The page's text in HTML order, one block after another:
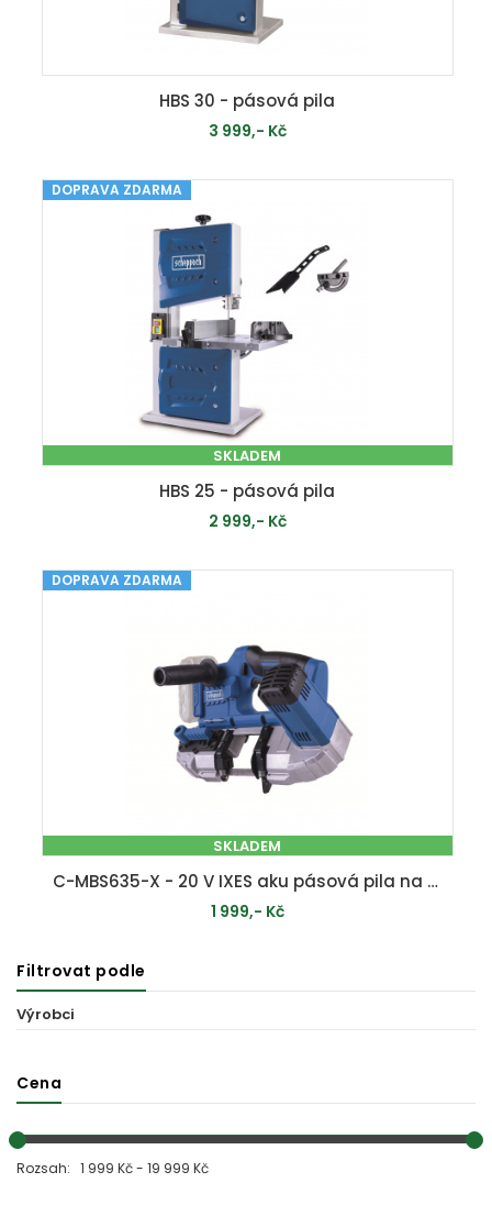
HBS 30 - pásová pila
3 999,- Kč
MOMENTÁLNĚ VYPRODÁNO
DOPRAVA ZDARMA
SKLADEM
HBS 25 - pásová pila
2 999,- Kč
DOPRAVA ZDARMA
SKLADEM
C-MBS635-X - 20 V IXES aku pásová pila na kov (bez baterie a nabíječky)
1 999,- Kč
Filtrovat podle
Výrobci
Cena
Rozsah: 1 999 Kč - 19 999 Kč